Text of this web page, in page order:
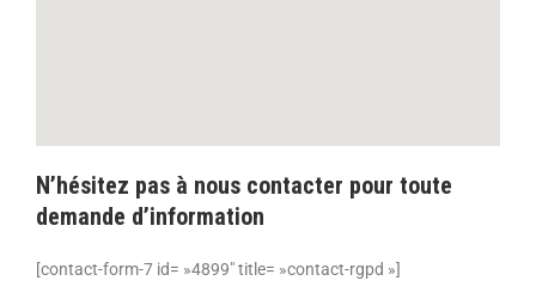
N’hésitez pas à nous contacter pour toute
demande d’information
[contact-form-7 id= »4899″ title= »contact-rgpd »]